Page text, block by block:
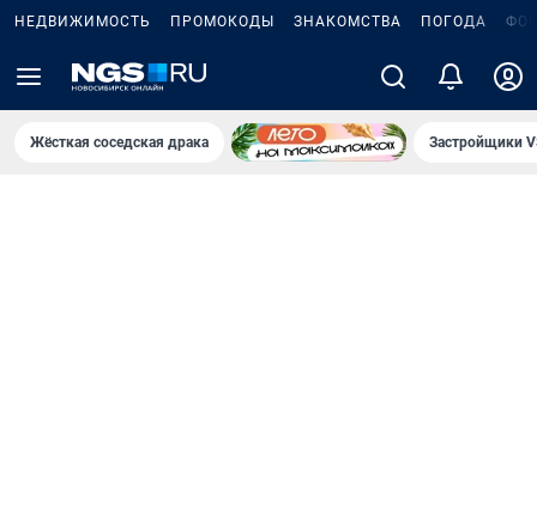
НЕДВИЖИМОСТЬ ПРОМОКОДЫ ЗНАКОМСТВА ПОГОДА
Жёсткая соседская драка Застройщики